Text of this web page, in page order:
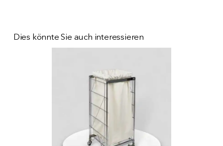
Dies könnte Sie auch interessieren